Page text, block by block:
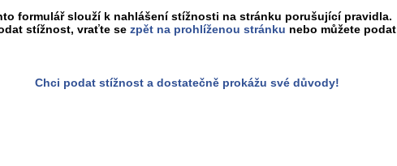
formulář slouží k nahlášení stížnosti na stránku porušující pravidla.
stížnost, vraťte se zpět na prohlíženou stránku nebo můžete podat
Chci podat stížnost a dostatečně prokážu své důvody!